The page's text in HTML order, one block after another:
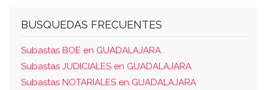
fondo, con terreno de pedro josé navarro
ruiz, y frente, caja de escalera,local
trigesimoquinto y patio de luces. cuota: se le
asigna una cuota de dos enteros y cincuenta
BUSQUEDAS FRECUENTES
Subastas BOE en GUADALAJARA
Subastas JUDICIALES en GUADALAJARA
Subastas NOTARIALES en GUADALAJARA